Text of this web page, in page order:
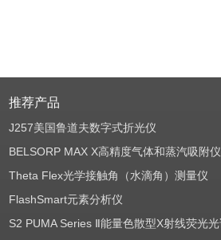
推荐产品
J257美国鲁道夫数字式折光仪
BELSORP MAX X高精度气体和蒸汽吸附仪
Theta Flex光学接触角（水滴角）测量仪
FlashSmart元素分析仪